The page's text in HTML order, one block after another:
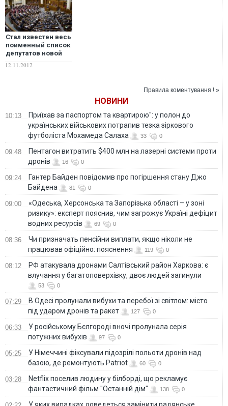
Стал известен весь
поименный список
депутатов новой
12.11.2012
Правила коментування ! »
НОВИНИ
10:13
Приїхав за паспортом та квартирою": у полон до
українських військових потрапив тезка зіркового
футболіста Мохамеда Салаха
33 0
09:48
Пентагон витратить $400 млн на лазерні системи проти
дронів
16 0
09:24
Гантер Байден повідомив про погіршення стану Джо
Байдена
81 0
09:00
«Одеська, Херсонська та Запорізька області – у зоні
ризику»: експерт пояснив, чим загрожує Україні дефіцит
водних ресурсів
69 0
08:36
Чи призначать пенсійни виплати, якщо ніколи не
працював офіційно: пояснення
119 0
08:12
РФ атакувала дронами Салтівський район Харкова: є
влучання у багатоповерхівку, двоє людей загинули
53 0
07:29
В Одесі пролунали вибухи та перебої зі світлом: місто
під ударом дронів та ракет
127 0
06:33
У російському Бєлгороді вночі пролунала серія
потужних вибухів
97 0
05:25
У Німеччині фіксували підозрілі польоти дронів над
базою, де ремонтують Patriot
60 0
03:28
Netflix поселив людину у білборді, що рекламує
фантастичний фільм "Останній дім"
138 0